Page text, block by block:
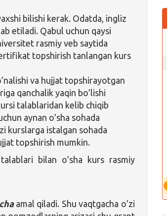
bilishi kerak. Odatda, ingliz
etiladi. Qabul uchun qaysi
rasmiy veb saytida
topshirish tanlangan kurs
va hujjat topshirayotgan
qanchalik yaqin bo’lishi
talablaridan kelib chiqib
aynan o’sha sohada
kurslarga istalgan sohada
topshirish mumkin.
bilan o’sha kurs rasmiy
amal qiladi. Shu vaqtgacha o’zi